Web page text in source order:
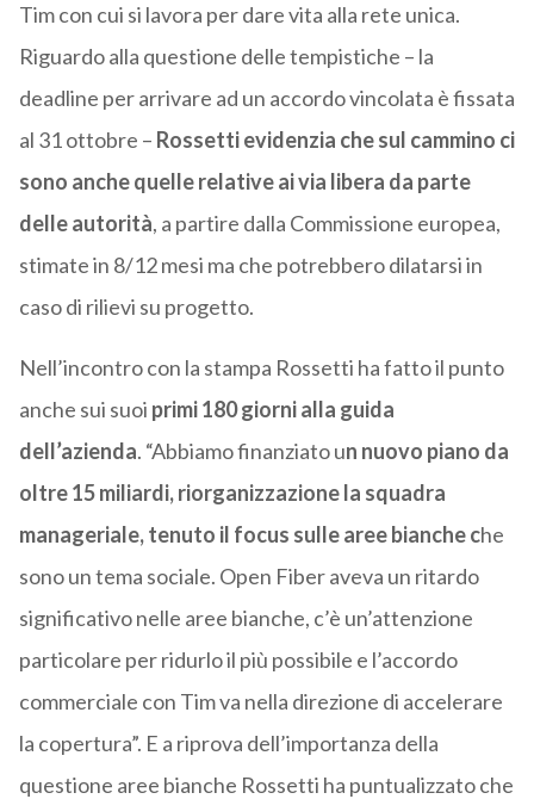
Tim con cui si lavora per dare vita alla rete unica.
Riguardo alla questione delle tempistiche – la
deadline per arrivare ad un accordo vincolata è fissata
al 31 ottobre – Rossetti evidenzia che sul cammino ci
sono anche quelle relative ai via libera da parte
delle autorità, a partire dalla Commissione europea,
stimate in 8/12 mesi ma che potrebbero dilatarsi in
caso di rilievi su progetto.
Nell’incontro con la stampa Rossetti ha fatto il punto
anche sui suoi primi 180 giorni alla guida
dell’azienda. “Abbiamo finanziato un nuovo piano da
oltre 15 miliardi, riorganizzazione la squadra
manageriale, tenuto il focus sulle aree bianche che
sono un tema sociale. Open Fiber aveva un ritardo
significativo nelle aree bianche, c’è un’attenzione
particolare per ridurlo il più possibile e l’accordo
commerciale con Tim va nella direzione di accelerare
la copertura”. E a riprova dell’importanza della
questione aree bianche Rossetti ha puntualizzato che